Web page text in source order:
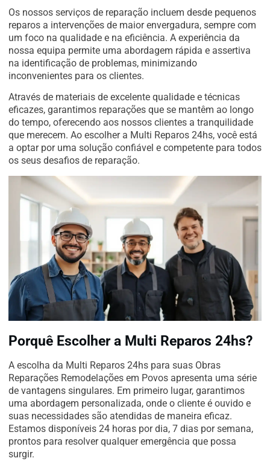
Os nossos serviços de reparação incluem desde pequenos
reparos a intervenções de maior envergadura, sempre com
um foco na qualidade e na eficiência. A experiência da
nossa equipa permite uma abordagem rápida e assertiva
na identificação de problemas, minimizando
inconvenientes para os clientes.
Através de materiais de excelente qualidade e técnicas
eficazes, garantimos reparações que se mantêm ao longo
do tempo, oferecendo aos nossos clientes a tranquilidade
que merecem. Ao escolher a Multi Reparos 24hs, você está
a optar por uma solução confiável e competente para todos
os seus desafios de reparação.
Porquê Escolher a Multi Reparos 24hs?
A escolha da Multi Reparos 24hs para suas Obras
Reparações Remodelações em Povos apresenta uma série
de vantagens singulares. Em primeiro lugar, garantimos
uma abordagem personalizada, onde o cliente é ouvido e
suas necessidades são atendidas de maneira eficaz.
Estamos disponíveis 24 horas por dia, 7 dias por semana,
prontos para resolver qualquer emergência que possa
surgir.